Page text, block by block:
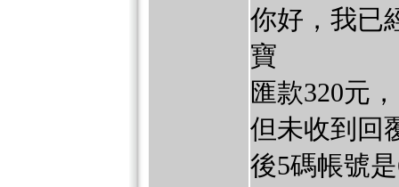
你好，我已
寶
匯款320元
但未收到回
後5碼帳號